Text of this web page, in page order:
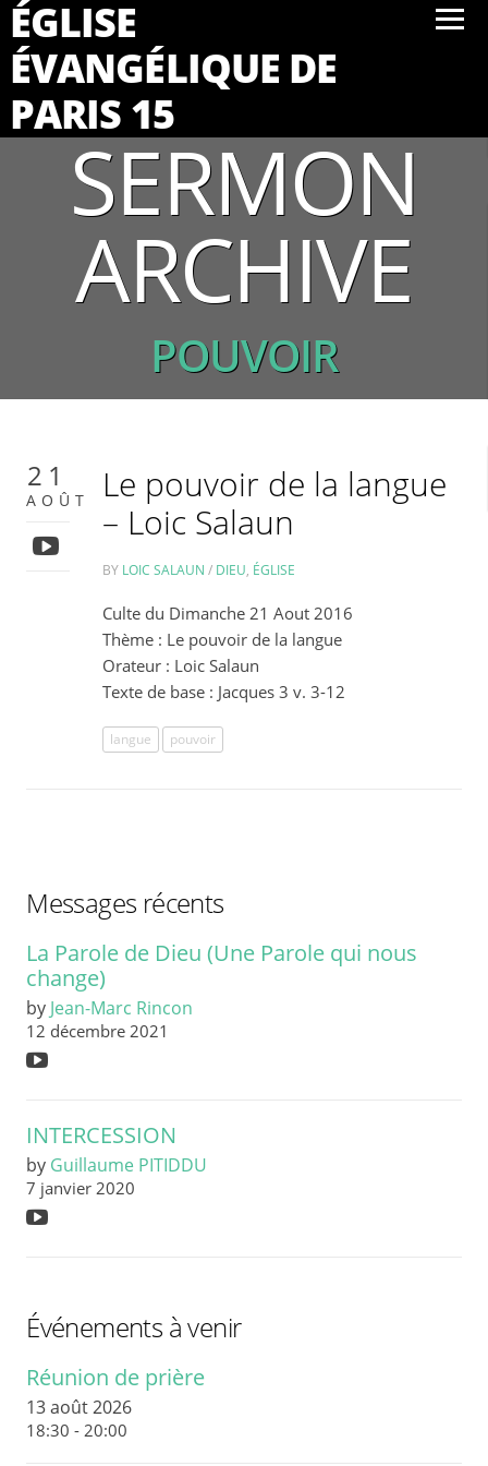
ÉGLISE
ÉVANGÉLIQUE DE
PARIS 15
SERMON
ARCHIVE
POUVOIR
21
AOÛT
Le pouvoir de la langue
– Loic Salaun
BY LOIC SALAUN / DIEU, ÉGLISE
Culte du Dimanche 21 Aout 2016
Thème : Le pouvoir de la langue
Orateur : Loic Salaun
Texte de base : Jacques 3 v. 3-12
langue pouvoir
Messages récents
La Parole de Dieu (Une Parole qui nous
change)
by Jean-Marc Rincon
12 décembre 2021
INTERCESSION
by Guillaume PITIDDU
7 janvier 2020
Événements à venir
Réunion de prière
13 août 2026
18:30 - 20:00